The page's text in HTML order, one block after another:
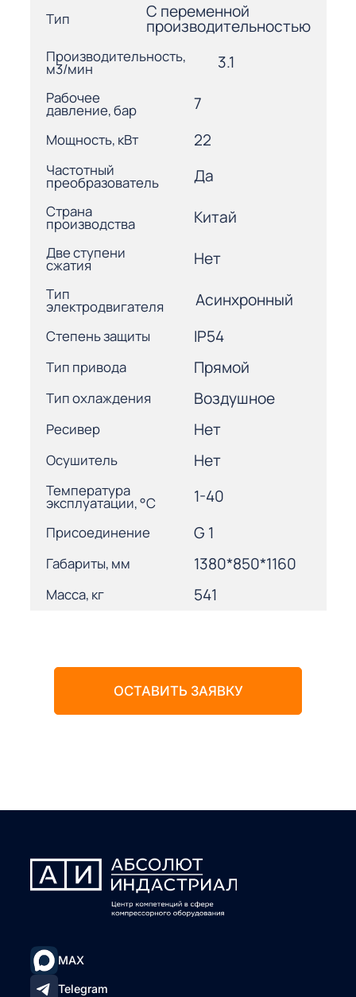
Тип С переменной
производительностью
Производительность,
м3/мин 3.1
Рабочее
давление, бар 7
Мощность, кВт 22
Частотный
преобразователь Да
Страна
производства Китай
Две ступени
сжатия Нет
Тип
электродвигателя Асинхронный
Степень защиты IP54
Тип привода Прямой
Тип охлаждения Воздушное
Ресивер Нет
Осушитель Нет
Температура
эксплуатации, °С 1-40
Присоединение G 1
Габариты, мм 1380*850*1160
Масса, кг 541
ОСТАВИТЬ ЗАЯВКУ
MAX
Telegram